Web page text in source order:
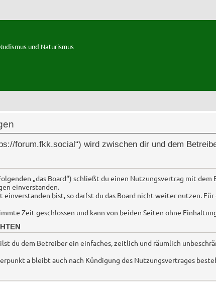
und Naturismus
forum.fkk.social“) wird zwischen dir und dem
„das Board“) schließt du einen Nutzungsvertrag mit
einverstanden.
bist, so darfst du das Board nicht weiter nutzen.
Zeit geschlossen und kann von beiden Seiten ohne
du dem Betreiber ein einfaches, zeitlich und räumlich
a bleibt auch nach Kündigung des Nutzungsvertrages